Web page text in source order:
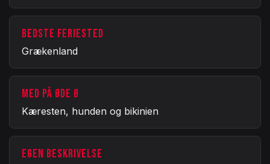
BEDSTE FERIESTED
Grækenland
MED PÅ ØDE Ø
Kæresten, hunden og bikinien
EGEN BESKRIVELSE